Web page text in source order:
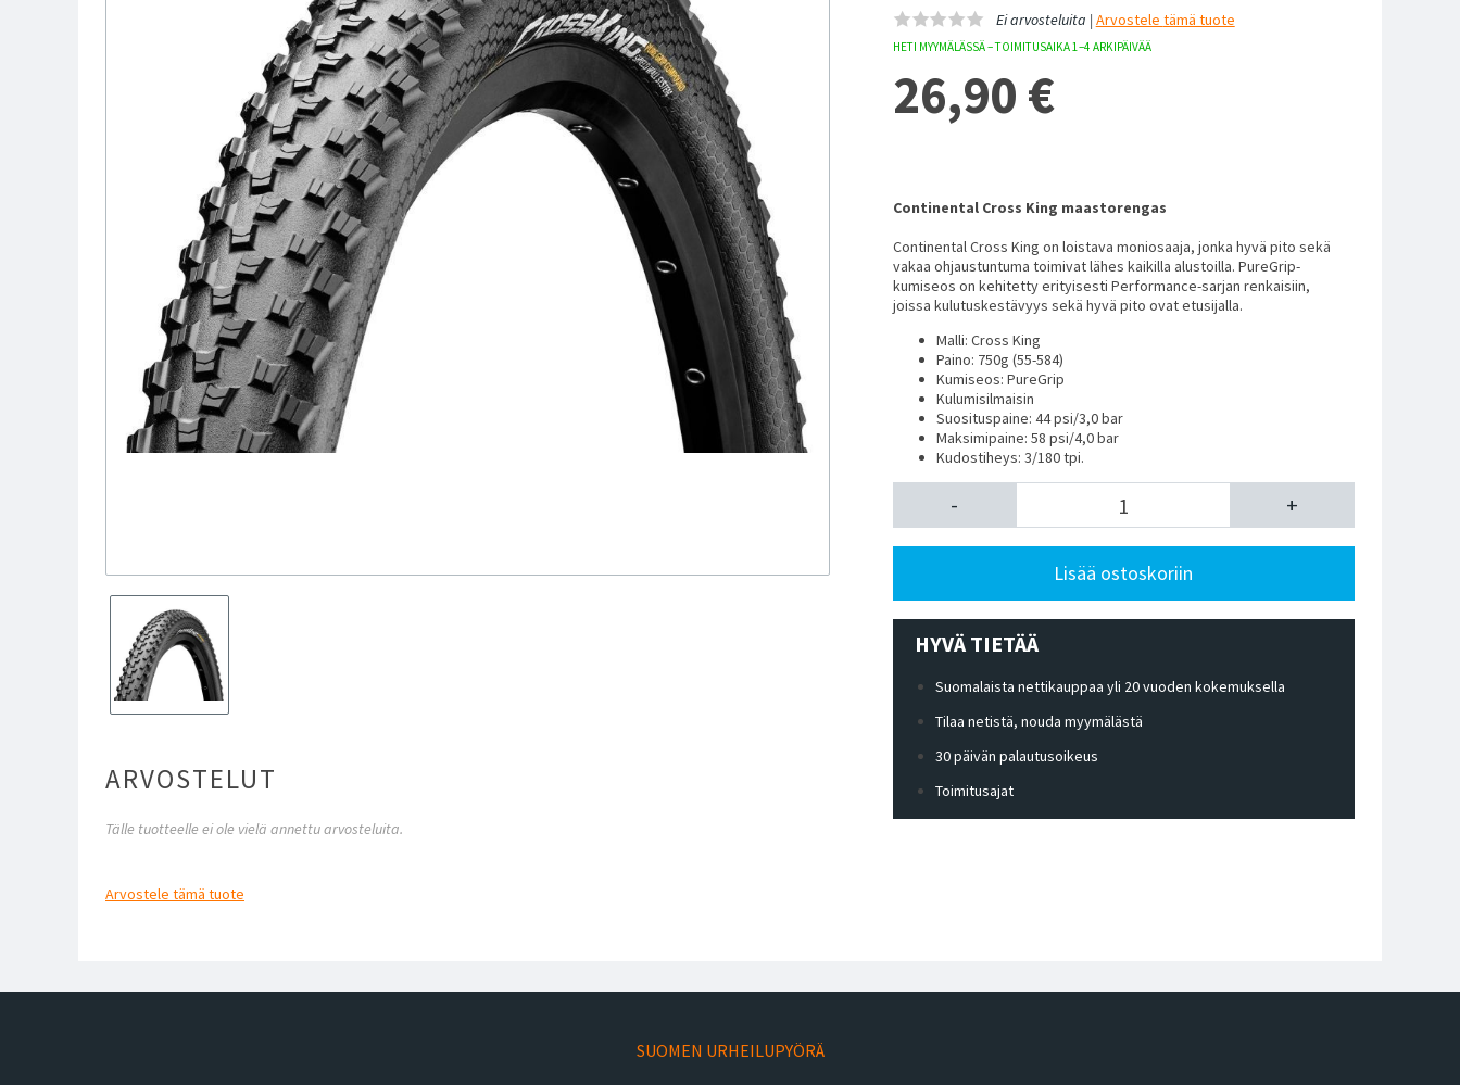
ARVOSTELUT
Tälle tuotteelle ei ole vielä annettu arvosteluita.
Arvostele tämä tuote
Ei arvosteluita | Arvostele tämä tuote
HETI MYYMÄLÄSSÄ – TOIMITUSAIKA 1–4 ARKIPÄIVÄÄ
26,90 €
Continental Cross King maastorengas
Continental Cross King on loistava moniosaaja, jonka hyvä pito sekä
vakaa ohjaustuntuma toimivat lähes kaikilla alustoilla. PureGrip-
kumiseos on kehitetty erityisesti Performance-sarjan renkaisiin,
joissa kulutuskestävyys sekä hyvä pito ovat etusijalla.
Malli: Cross King
Paino: 750g (55-584)
Kumiseos: PureGrip
Kulumisilmaisin
Suosituspaine: 44 psi/3,0 bar
Maksimipaine: 58 psi/4,0 bar
Kudostiheys: 3/180 tpi.
- +
Lisää ostoskoriin
HYVÄ TIETÄÄ
Suomalaista nettikauppaa yli 20 vuoden kokemuksella
Tilaa netistä, nouda myymälästä
30 päivän palautusoikeus
Toimitusajat
SUOMEN URHEILUPYÖRÄ